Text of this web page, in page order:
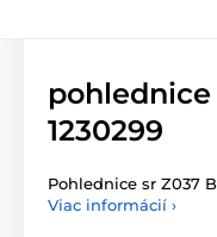
pohlednice
1230299
Pohlednice sr Z037 B
Viac informácií ›